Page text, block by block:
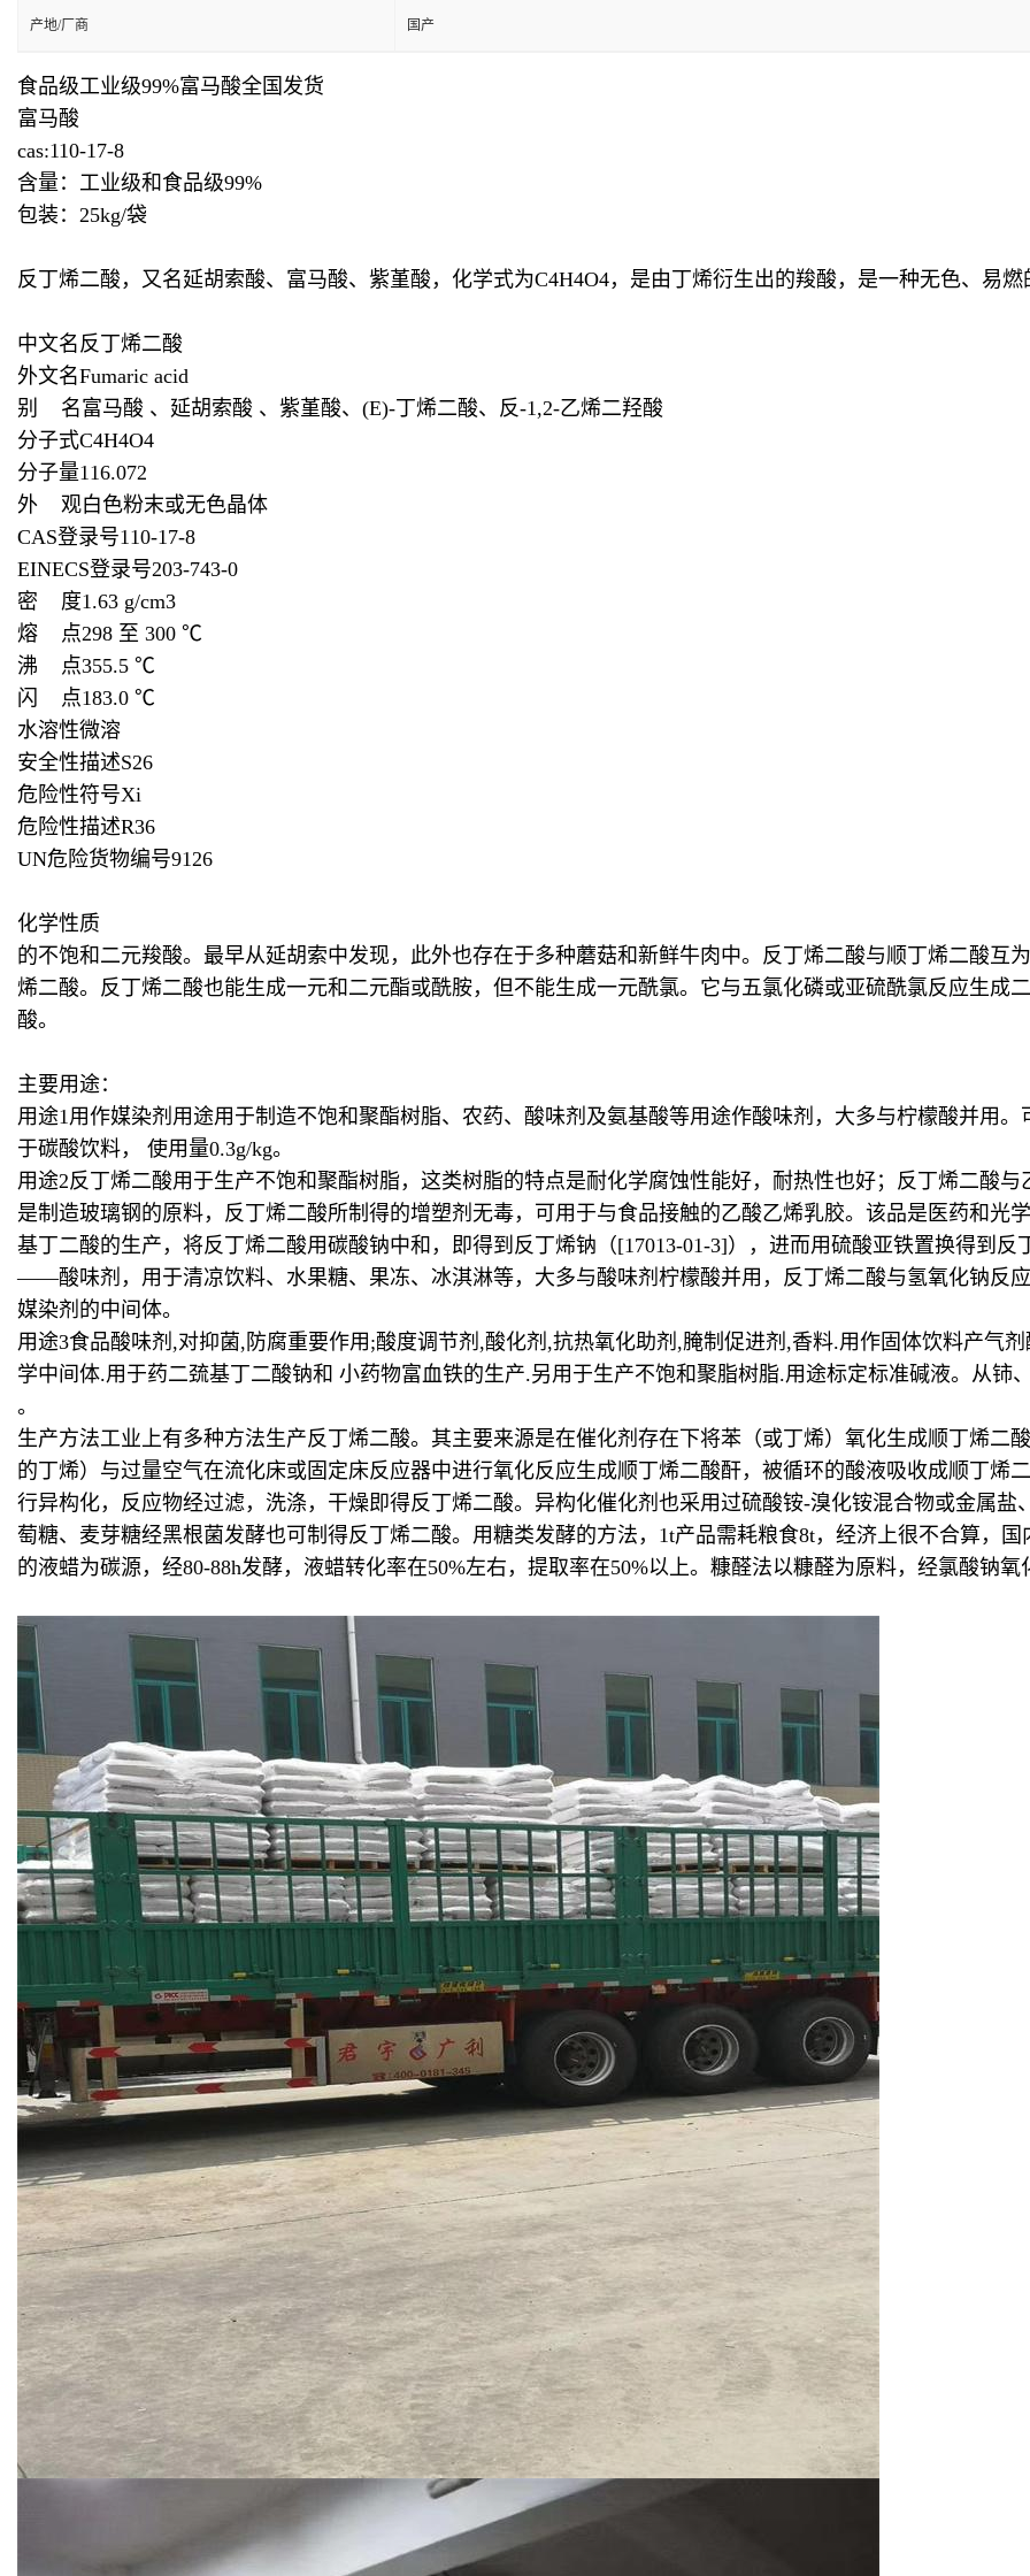
产地/厂商 国产
食品级工业级99%富马酸全国发货
富马酸
cas:110-17-8
含量：工业级和食品级99%
包装：25kg/袋
反丁烯二酸，又名延胡索酸、富马酸、紫堇酸，化学式为C4H4O4，是由丁烯衍生出的羧酸，是一种无色、易燃
中文名反丁烯二酸
外文名Fumaric acid
别 名富马酸 、延胡索酸 、紫堇酸、(E)-丁烯二酸、反-1,2-乙烯二羟酸
分子式C4H4O4
分子量116.072
外 观白色粉末或无色晶体
CAS登录号110-17-8
EINECS登录号203-743-0
密 度1.63 g/cm3
熔 点298 至 300 ℃
沸 点355.5 ℃
闪 点183.0 ℃
水溶性微溶
安全性描述S26
危险性符号Xi
危险性描述R36
UN危险货物编号9126
化学性质
的不饱和二元羧酸。最早从延胡索中发现，此外也存在于多种蘑菇和新鲜牛肉中。反丁烯二酸与顺丁烯二酸互
烯二酸。反丁烯二酸也能生成一元和二元酯或酰胺，但不能生成一元酰氯。它与五氯化磷或亚硫酰氯反应生成
酸。
主要用途：
用途1用作媒染剂用途用于制造不饱和聚酯树脂、农药、酸味剂及氨基酸等用途作酸味剂，大多与柠檬酸并用
于碳酸饮料， 使用量0.3g/kg。
用途2反丁烯二酸用于生产不饱和聚酯树脂，这类树脂的特点是耐化学腐蚀性能好，耐热性也好；反丁烯二酸
是制造玻璃钢的原料，反丁烯二酸所制得的增塑剂无毒，可用于与食品接触的乙酸乙烯乳胶。该品是医药和光
基丁二酸的生产，将反丁烯二酸用碳酸钠中和，即得到反丁烯钠（[17013-01-3]），进而用硫酸亚铁置换得到
——酸味剂，用于清凉饮料、水果糖、果冻、冰淇淋等，大多与酸味剂柠檬酸并用，反丁烯二酸与氢氧化钠反
媒染剂的中间体。
用途3食品酸味剂,对抑菌,防腐重要作用;酸度调节剂,酸化剂,抗热氧化助剂,腌制促进剂,香料.用作固体饮料产气
学中间体.用于药二巯基丁二酸钠和 小药物富血铁的生产.另用于生产不饱和聚脂树脂.用途标定标准碱液。从铈
。
生产方法工业上有多种方法生产反丁烯二酸。其主要来源是在催化剂存在下将苯（或丁烯）氧化生成顺丁烯二
的丁烯）与过量空气在流化床或固定床反应器中进行氧化反应生成顺丁烯二酸酐，被循环的酸液吸收成顺丁烯
行异构化，反应物经过滤，洗涤，干燥即得反丁烯二酸。异构化催化剂也采用过硫酸铵-溴化铵混合物或金属盐
萄糖、麦芽糖经黑根菌发酵也可制得反丁烯二酸。用糖类发酵的方法，1t产品需耗粮食8t，经济上很不合算，
的液蜡为碳源，经80-88h发酵，液蜡转化率在50%左右，提取率在50%以上。糠醛法以糠醛为原料，经氯酸钠氧